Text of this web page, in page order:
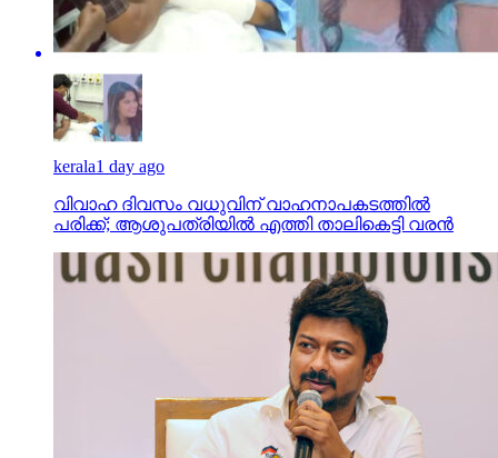
kerala1 day ago
വിവാഹ ദിവസം വധുവിന് വാഹനാപകടത്തില്‍
പരിക്ക്; ആശുപത്രിയില്‍ എത്തി താലികെട്ടി വരന്‍